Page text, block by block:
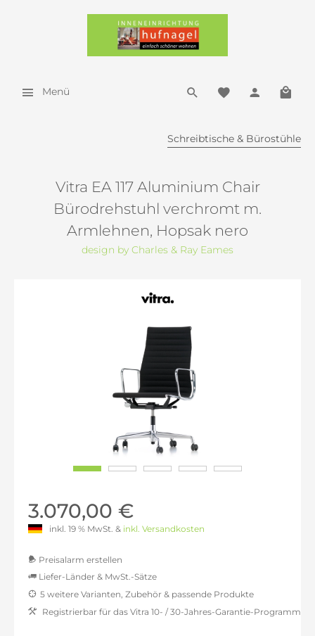
Menü
Schreibtische & Bürostühle
Vitra EA 117 Aluminium Chair
Bürodrehstuhl verchromt m.
Armlehnen, Hopsak nero
design by Charles & Ray Eames
3.070,00 €
inkl. 19 % MwSt. & inkl. Versandkosten
Preisalarm erstellen
Liefer-Länder & MwSt.-Sätze
inkl. 16% MwSt.: 2.992,61 €
5 weitere Varianten, Zubehör & passende Produkte
Registrierbar für das Vitra 10- / 30-Jahres-Garantie-Programm